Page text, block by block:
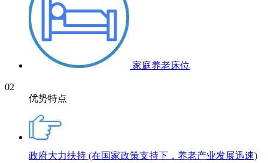
家庭养老床位
02
优势特点
政府大力扶持 (在国家政策支持下，养老产业发展迅速)